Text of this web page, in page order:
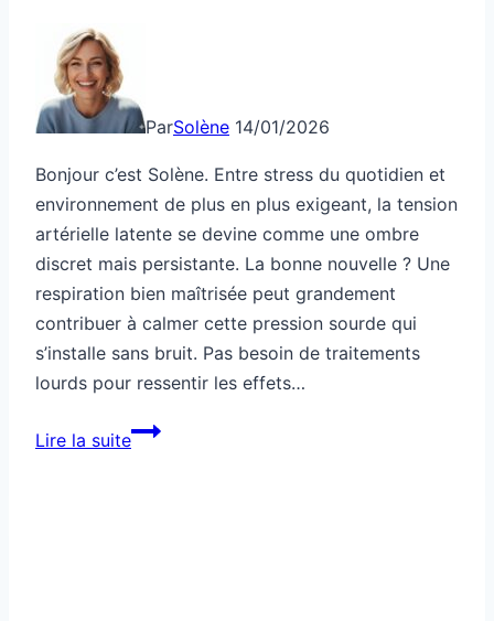
ParSolène 14/01/2026
Bonjour c’est Solène. Entre stress du quotidien et
environnement de plus en plus exigeant, la tension
artérielle latente se devine comme une ombre
discret mais persistante. La bonne nouvelle ? Une
respiration bien maîtrisée peut grandement
contribuer à calmer cette pression sourde qui
s’installe sans bruit. Pas besoin de traitements
lourds pour ressentir les effets…
Lire la suiteSanté